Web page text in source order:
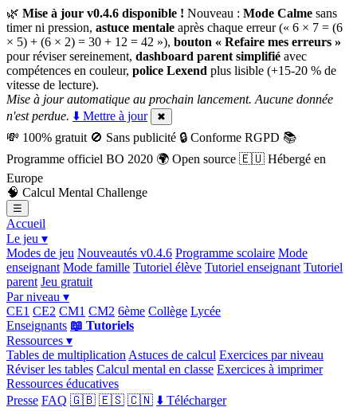
🌿 Mise à jour v0.4.6 disponible ! Nouveau : Mode Calme sans
timer ni pression, astuce mentale après chaque erreur (« 6 × 7 = (6
× 5) + (6 × 2) = 30 + 12 = 42 »), bouton « Refaire mes erreurs »
pour réviser sereinement, dashboard parent simplifié avec
compétences en couleur, police Lexend plus lisible (+15-20 % de
vitesse de lecture).
Mise à jour automatique au prochain lancement. Aucune donnée
n'est perdue. ⬇️ Mettre à jour ✖
💸 100% gratuit 🚫 Sans publicité 🔒 Conforme RGPD 📚
Programme officiel BO 2020 🌍 Open source 🇪🇺 Hébergé en
Europe
🧠 Calcul Mental Challenge
☰
Accueil
Le jeu ▾
Modes de jeu Nouveautés v0.4.6 Programme scolaire Mode
enseignant Mode famille Tutoriel élève Tutoriel enseignant Tutoriel
parent Jeu gratuit
Par niveau ▾
CE1 CE2 CM1 CM2 6ème Collège Lycée
Enseignants 📖 Tutoriels
Ressources ▾
Tables de multiplication Astuces de calcul Exercices par niveau
Réviser les tables Calcul mental en classe Exercices à imprimer
Ressources éducatives
Presse FAQ 🇬🇧 🇪🇸 🇨🇳 ⬇️ Télécharger